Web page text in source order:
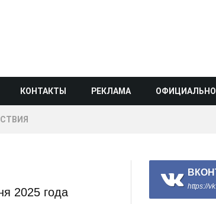
КОНТАКТЫ РЕКЛАМА ОФИЦИАЛЬНО
2025 года https://